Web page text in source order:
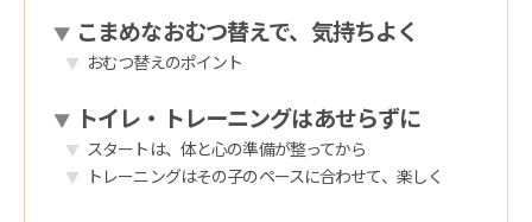
こまめなおむつ替えで、気持ちよく
おむつ替えのポイント
トイレ・トレーニングはあせらずに
スタートは、体と心の準備が整ってから
トレーニングはその子のペースに合わせて、楽しく